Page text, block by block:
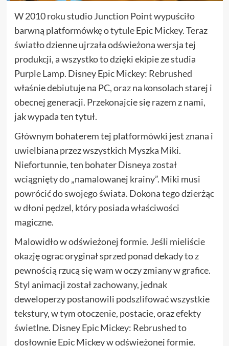
W 2010 roku studio Junction Point wypuściło
barwną platformówkę o tytule Epic Mickey. Teraz
światło dzienne ujrzała odświeżona wersja tej
produkcji, a wszystko to dzięki ekipie ze studia
Purple Lamp. Disney Epic Mickey: Rebrushed
właśnie debiutuje na PC, oraz na konsolach starej i
obecnej generacji. Przekonajcie się razem z nami,
jak wypada ten tytuł.
Głównym bohaterem tej platformówki jest znana i
uwielbiana przez wszystkich Myszka Miki.
Niefortunnie, ten bohater Disneya został
wciągnięty do „namalowanej krainy”. Miki musi
powrócić do swojego świata. Dokona tego dzierżąc
w dłoni pędzel, który posiada właściwości
magiczne.
Malowidło w odświeżonej formie. Jeśli mieliście
okazję ograc oryginał sprzed ponad dekady to z
pewnością rzucą się wam w oczy zmiany w grafice.
Styl animacji został zachowany, jednak
deweloperzy postanowili podszlifować wszystkie
tekstury, w tym otoczenie, postacie, oraz efekty
świetlne. Disney Epic Mickey: Rebrushed to
dosłownie Epic Mickey w odświeżonej formie.